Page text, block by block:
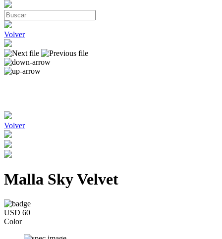
Volver
Volver
Malla Sky Velvet
USD 60
Color